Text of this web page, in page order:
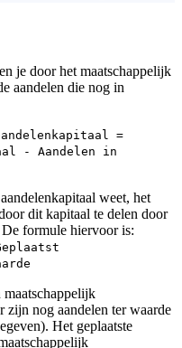
je door het maatschappelijk
aandelen die nog in
=
- Aandelen in
weet, het
dit kapitaal te delen door
formule hiervoor is:
maatschappelijk
zijn nog aandelen ter waarde
Het geplaatste